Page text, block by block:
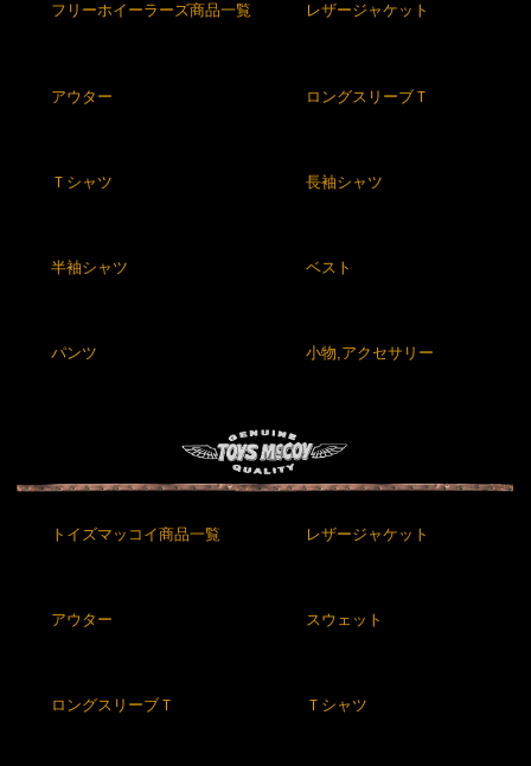
フリーホイーラーズ商品一覧 レザージャケット
アウター ロングスリーブＴ
Ｔシャツ 長袖シャツ
半袖シャツ ベスト
パンツ 小物,アクセサリー
トイズマッコイ商品一覧 レザージャケット
アウター スウェット
ロングスリーブＴ Ｔシャツ